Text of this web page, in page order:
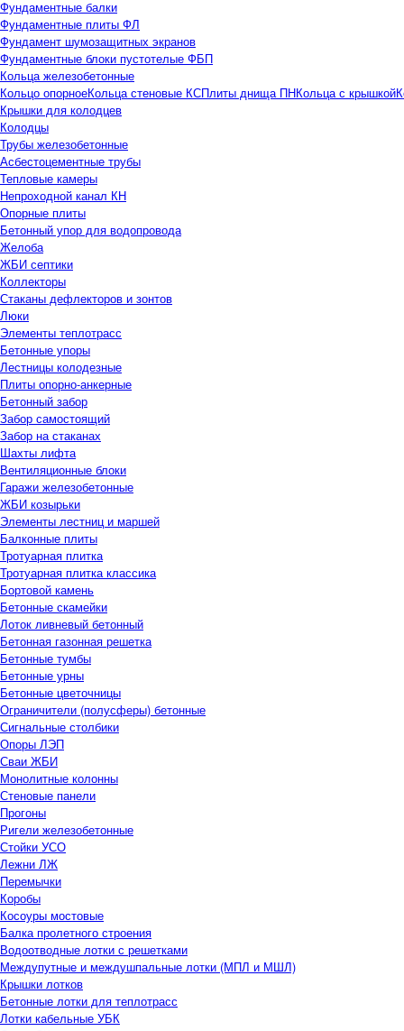
Фундаментные балки
Фундаментные плиты ФЛ
Фундамент шумозащитных экранов
Фундаментные блоки пустотелые ФБП
Кольца железобетонные
Кольцо опорноеКольца стеновые КСПлиты днища ПНКольца с крышкой
Крышки для колодцев
Колодцы
Трубы железобетонные
Асбестоцементные трубы
Тепловые камеры
Непроходной канал КН
Опорные плиты
Бетонный упор для водопровода
Желоба
ЖБИ септики
Коллекторы
Стаканы дефлекторов и зонтов
Люки
Элементы теплотрасс
Бетонные упоры
Лестницы колодезные
Плиты опорно-анкерные
Бетонный забор
Забор самостоящий
Забор на стаканах
Шахты лифта
Вентиляционные блоки
Гаражи железобетонные
ЖБИ козырьки
Элементы лестниц и маршей
Балконные плиты
Тротуарная плитка
Тротуарная плитка классика
Бортовой камень
Бетонные скамейки
Лоток ливневый бетонный
Бетонная газонная решетка
Бетонные тумбы
Бетонные урны
Бетонные цветочницы
Ограничители (полусферы) бетонные
Сигнальные столбики
Опоры ЛЭП
Сваи ЖБИ
Монолитные колонны
Стеновые панели
Прогоны
Ригели железобетонные
Стойки УСО
Лежни ЛЖ
Перемычки
Коробы
Косоуры мостовые
Балка пролетного строения
Водоотводные лотки с решетками
Междупутные и междушпальные лотки (МПЛ и МШЛ)
Крышки лотков
Бетонные лотки для теплотрасс
Лотки кабельные УБК